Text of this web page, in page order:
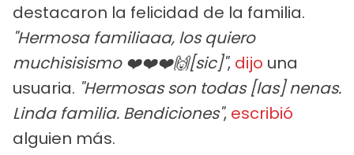
destacaron la felicidad de la familia.
"Hermosa familiaaa, los quiero
muchisisismo ❤️❤️❤️🙌[sic]", dijo una
usuaria. "Hermosas son todas [las] nenas.
Linda familia. Bendiciones", escribió
alguien más.